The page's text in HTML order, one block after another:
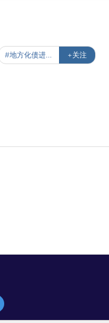
#地方化债进行时 +关注